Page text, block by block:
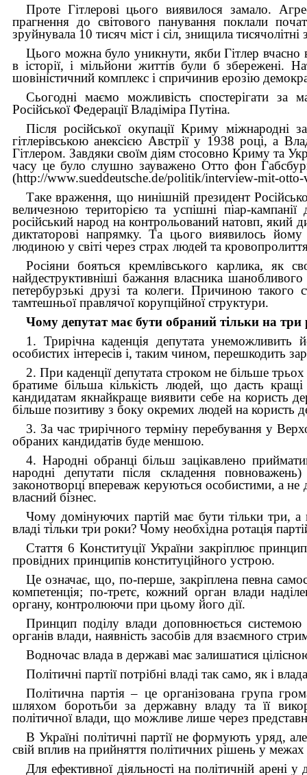
Проте Гітлерові цього виявилося замало.
прагнення до світового панування поклали
зруйнувала 10 тисяч міст і сіл, знищила
Цього можна було уникнути, якби Гітлер вчасно
в історії, і мільйони життів були б збережені.
шовіністичний комплекс і спричинив ерозію
Сьогодні маємо можливість спостерігати за
Російської Федерації Владіміра Путіна.
Після російської окупації Криму міжнародні
гітлерівською анексією Австрії у 1938 році, а
Гітлером. Завдяки своїм діям стосовно Криму та
часу це було слушно зауважено Отто фон
(http://www.sueddeutsche.de/politik/interview-mit-
Таке враження, що нинішній президент
величезною територією та успішні піар-
російський народ на контрольований натовп, який
диктаторові напрямку. Та цього виявилось
людиною у світі через страх людей та
Росіяни бояться кремлівського карлика, як
найдеструктивніші бажання власника
петербурзькі друзі та колеги. Причиною такого
тамтешньої правлячої корупційної структури.
Чому депутат має бути обраний тільки на три
1. Трирічна каденція депутата унеможливить
особистих інтересів і, таким чином, перешкодить
2. При каденції депутата строком не більше
братиме більша кількість людей, що дасть
кандидатам якнайкраще виявити себе на користь
більше позитиву з боку окремих людей на користь
3. За час трирічного терміну перебування у
обраних кандидатів буде меншою.
4. Народні обранці більш зацікавлено
народні депутати після складення
законотворці впереваж керуються особистими, а
власний бізнес.
Чому домінуючих партій має бути тільки три,
владі тільки три роки? Чому необхідна ротація
Стаття 6 Конституції України закріплює
провідних принципів конституційного устрою.
Це означає, що, по-перше, закріплена певна
компетенція; по-третє, кожний орган влади
органу, контролюючи при цьому його дії.
Принцип поділу влади доповнюється системою
органів влади, наявність засобів для взаємного
Водночас влада в державі має залишатися
Політичні партії потрібні владі так само, як і
Політична партія – це організована група
шляхом боротьби за державну владу та її
політичної влади, що можливе лише через
В Україні політичні партії не формують уряд,
свій вплив на прийняття політичних рішень у
Для ефективної діяльності на політичній арені